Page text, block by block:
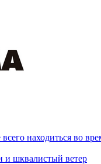
находиться во
и шквалистый ветер